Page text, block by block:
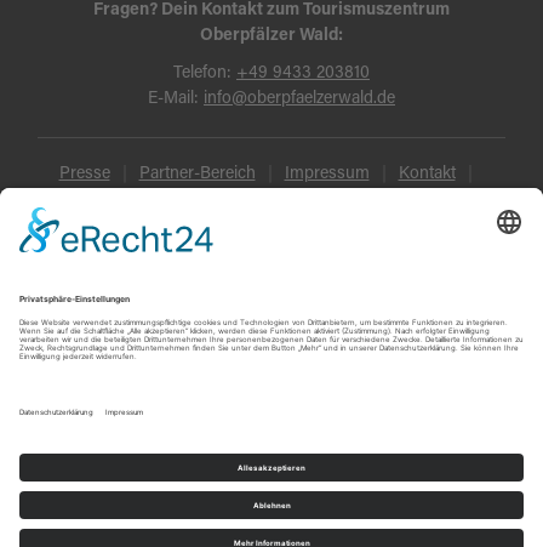
Fragen? Dein Kontakt zum Tourismuszentrum
Oberpfälzer Wald:
Telefon: +49 9433 203810
E-Mail: info@oberpfaelzerwald.de
Presse Partner-Bereich Impressum Kontakt
Datenschutz
© Oberpfälzer Wald 2026